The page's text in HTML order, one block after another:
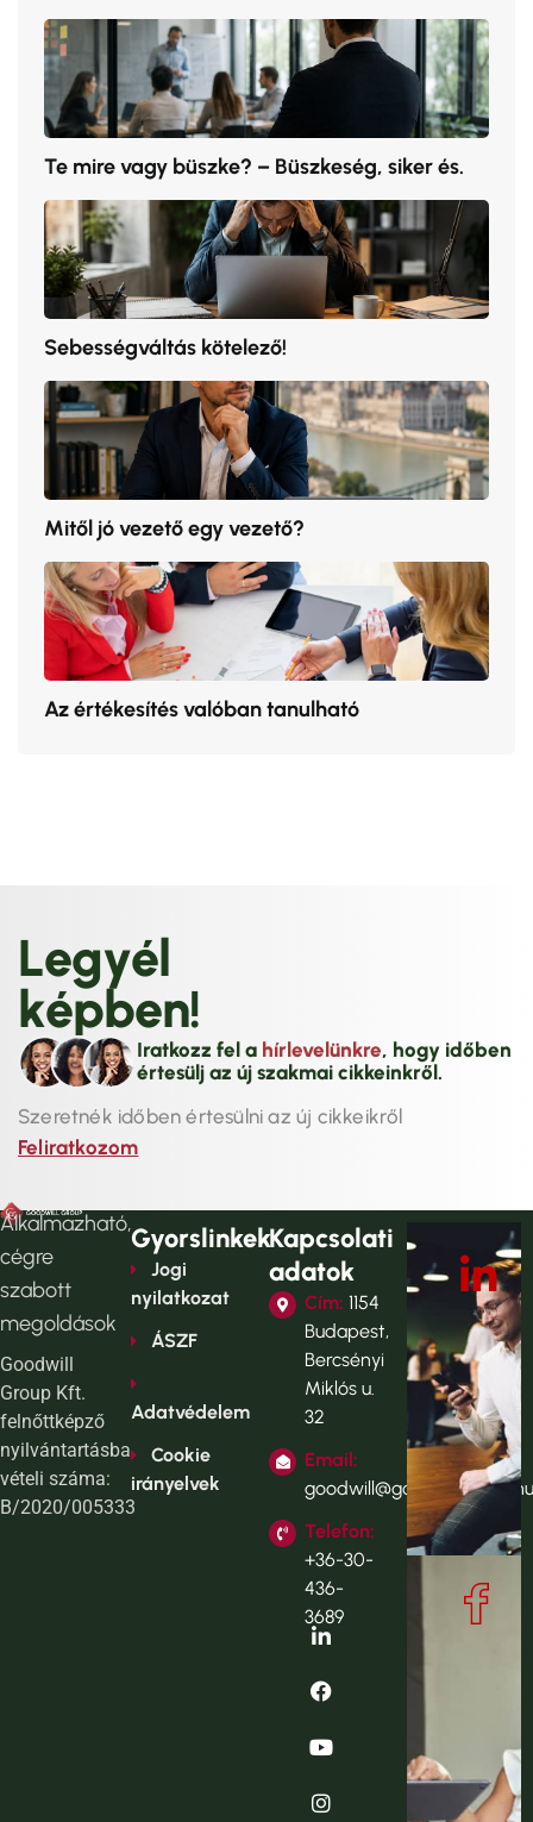
Te mire vagy büszke? – Büszkeség, siker és.
Sebességváltás kötelező!
Mitől jó vezető egy vezető?
Az értékesítés valóban tanulható
Legyél
képben!
Iratkozz fel a hírlevelünkre, hogy időben
értesülj az új szakmai cikkeinkről.
Szeretnék időben értesülni az új cikkeikről
Feliratkozom
Alkalmazható,
cégre
szabott
megoldások
Goodwill
Group Kft.
felnőttképző
nyilvántartásba
vételi száma:
B/2020/005333
Gyorslinkek
Jogi
nyilatkozat
ÁSZF
Adatvédelem
Cookie
irányelvek
Kapcsolati
adatok
Cím: 1154
Budapest,
Bercsényi
Miklós u.
32
Email:
Telefon:
+36-30-
436-
3689